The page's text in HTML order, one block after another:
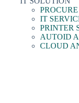
IT
PRINTER
AUTOID
CLOUD